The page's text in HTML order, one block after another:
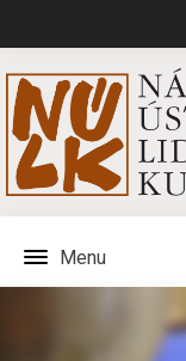
Menu